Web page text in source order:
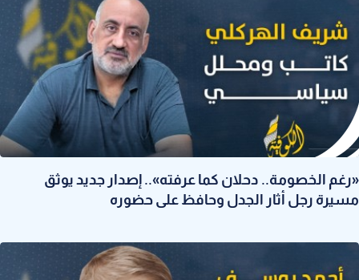
«رغم الخصومة.. دحلان كما عرفته».. إصدار جديد يوثق
مسيرة رجل أثار الجدل وحافظ على حضوره